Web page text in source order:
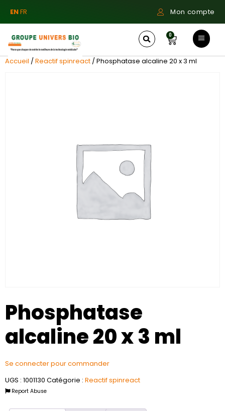
ENFR Mon compte
0
Accueil /Reactif spinreact / Phosphatase alcaline 20 x 3 ml
Phosphatase
alcaline 20 x 3 ml
Se connecter pour commander
UGS : 1001130 Catégorie : Reactif spinreact
Report Abuse